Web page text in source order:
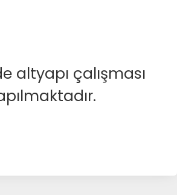
altyapı çalışması